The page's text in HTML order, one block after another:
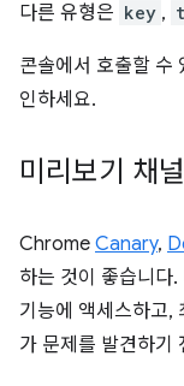
다른 유형은 key ,
콘솔에서 호출할 수
인하세요.
미리보기 채
Chrome Canary,
하는 것이 좋습니다
기능에 액세스하고,
가 문제를 발견하기